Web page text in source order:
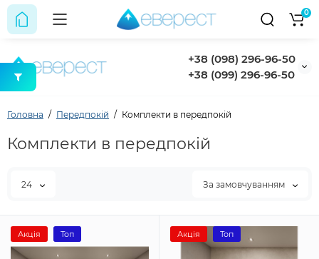
+38 (098) 296-96-50
+38 (099) 296-96-50
0
Головна Передпокій Комплекти в передпокій
Комплекти в передпокій
24 За замовчуванням
Акція Топ Акція Топ